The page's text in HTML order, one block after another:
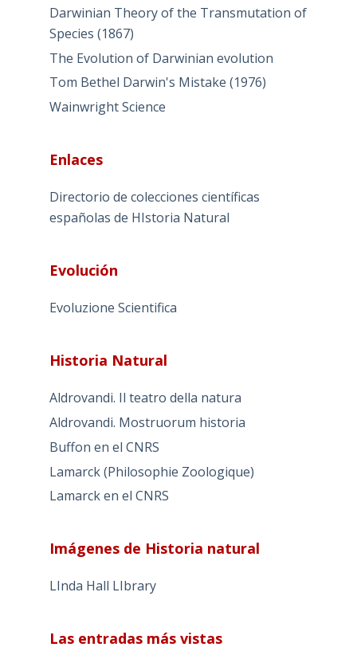
Darwinian Theory of the Transmutation of
Species (1867)
The Evolution of Darwinian evolution
Tom Bethel Darwin's Mistake (1976)
Wainwright Science
Enlaces
Directorio de colecciones científicas
españolas de HIstoria Natural
Evolución
Evoluzione Scientifica
Historia Natural
Aldrovandi. Il teatro della natura
Aldrovandi. Mostruorum historia
Buffon en el CNRS
Lamarck (Philosophie Zoologique)
Lamarck en el CNRS
Imágenes de Historia natural
LInda Hall LIbrary
Las entradas más vistas